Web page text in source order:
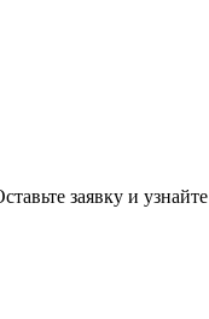
заявку и узнайте